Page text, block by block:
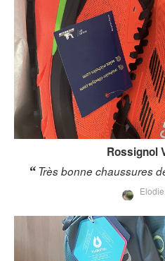
Rossignol
Très bonne chaussures